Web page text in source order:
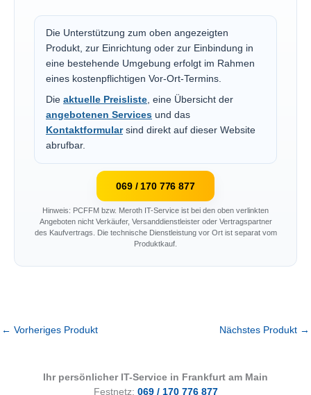
Die Unterstützung zum oben angezeigten
Produkt, zur Einrichtung oder zur Einbindung in
eine bestehende Umgebung erfolgt im Rahmen
eines kostenpflichtigen Vor-Ort-Termins.
Die aktuelle Preisliste , eine Übersicht der
angebotenen Services und das
Kontaktformularsind direkt auf dieser Website
abrufbar.
069 / 170 776 877
Hinweis: PCFFM bzw. Meroth IT-Service ist bei den oben verlinkten
Angeboten nicht Verkäufer, Versanddienstleister oder Vertragspartner
des Kaufvertrags. Die technische Dienstleistung vor Ort ist separat vom
Produktkauf.
← Vorheriges Produkt Nächstes Produkt →
Ihr persönlicher IT-Service in Frankfurt am Main
Festnetz: 069 / 170 776 877